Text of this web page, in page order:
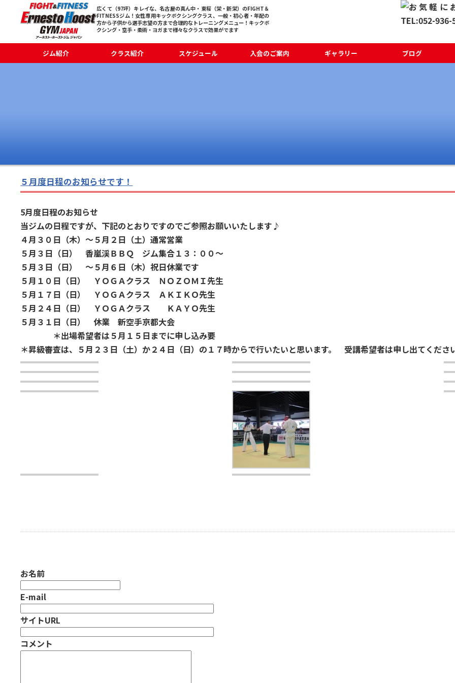
広くて（97坪）キレイな、名古屋の真ん中・東桜（栄・新栄）のFIGHT＆
FITNESSジム！女性専用キックボクシングクラス、一般・初心者・年配の
方から子供から選手志望の方まで合理的なトレーニングメニュー！キックボ
クシング・空手・柔術・ヨガまで様々なクラスで効果がでます
ジム紹介 クラス紹介 スケジュール 入会のご案内 ギャラリー ブログ
５月度日程のお知らせです！
5月度日程のお知らせ
当ジムの日程ですが、下記のとおりですのでご参照お願いいたします♪
４月３０日（木）～５月２日（土）通常営業
５月３日（日） 香嵐渓ＢＢＱ ジム集合１３：００～
５月３日（日） ～５月６日（木）祝日休業です
５月１０日（日） ＹＯＧＡクラス ＮＯＺＯＭＩ先生
５月１７日（日） ＹＯＧＡクラス ＡＫＩＫＯ先生
５月２４日（日） ＹＯＧＡクラス ＫＡＹＯ先生
５月３１日（日） 休業 新空手京都大会
＊出場希望者は５月１５日までに申し込み要
＊昇級審査は、５月２３日（土）か２４日（日）の１７時からで行いたいと思います。 受講希望者は申し出てくださ
お名前
E-mail
サイトURL
コメント